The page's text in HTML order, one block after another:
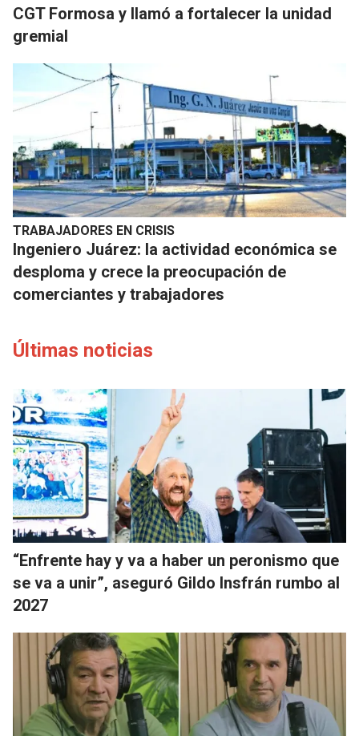
CGT Formosa y llamó a fortalecer la unidad
gremial
TRABAJADORES EN CRISIS
Ingeniero Juárez: la actividad económica se
desploma y crece la preocupación de
comerciantes y trabajadores
Últimas noticias
“Enfrente hay y va a haber un peronismo que
se va a unir”, aseguró Gildo Insfrán rumbo al
2027